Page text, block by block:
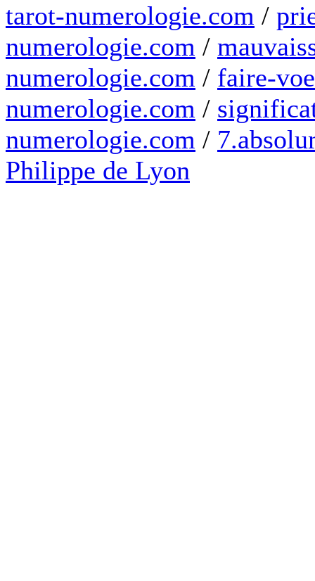
tarot-numerologie.com /
numerologie.com /
numerologie.com / faire-
numerologie.com /
numerologie.com /
Philippe de Lyon